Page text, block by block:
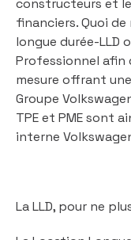
constructeurs et
financiers. Quoi
longue durée-LLD
Professionnel afin
mesure offrant
Groupe
TPE et PME sont
interne
La LLD, pour ne